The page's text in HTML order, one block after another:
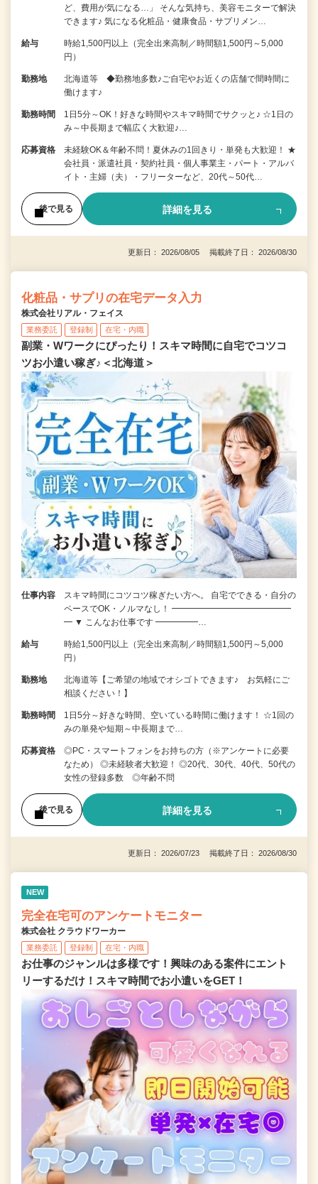
ど、費用が気になる…」 そんな気持ち、美容モニターで解決
できます♪ 気になる化粧品・健康食品・サプリメン…
給与
時給1,500円以上（完全出来高制／時間額1,500円～5,000
円）
勤務地
北海道等 ◆勤務地多数♪ご自宅やお近くの店舗で間時間に
働けます♪
勤務時間
1日5分～OK！好きな時間やスキマ時間でサクッと♪ ☆1日の
み～中長期まで幅広く大歓迎♪…
応募資格
未経験OK＆年齢不問！夏休みの1回きり・単発も大歓迎！ ★
会社員・派遣社員・契約社員・個人事業主・パート・アルバ
イト・主婦（夫）・フリーターなど、20代～50代…
後で見る 詳細を見る
更新日： 2026/08/05 掲載終了日： 2026/08/30
化粧品・サプリの在宅データ入力
株式会社リアル・フェイス
業務委託 登録制 在宅・内職
副業・Wワークにぴったり！スキマ時間に自宅でコツコ
ツお小遣い稼ぎ♪＜北海道＞
仕事内容
スキマ時間にコツコツ稼ぎたい方へ。 自宅でできる・自分の
ペースでOK・ノルマなし！ ━━━━━━━━━━━━━━
━ ▼ こんなお仕事です ━━━━━…
給与
時給1,500円以上（完全出来高制／時間額1,500円～5,000
円）
勤務地
北海道等【ご希望の地域でオシゴトできます♪ お気軽にご
相談ください！】
勤務時間
1日5分～好きな時間、空いている時間に働けます！ ☆1回の
みの単発や短期～中長期まで…
応募資格
◎PC・スマートフォンをお持ちの方（※アンケートに必要
なため） ◎未経験者大歓迎！ ◎20代、30代、40代、50代の
女性の登録多数 ◎年齢不問
後で見る 詳細を見る
更新日： 2026/07/23 掲載終了日： 2026/08/30
NEW
完全在宅可のアンケートモニター
株式会社 クラウドワーカー
業務委託 登録制 在宅・内職
お仕事のジャンルは多様です！興味のある案件にエント
リーするだけ！スキマ時間でお小遣いをGET！